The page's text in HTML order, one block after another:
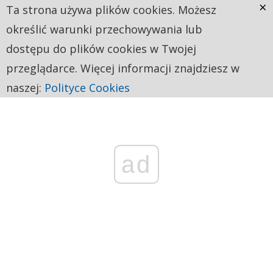
ad
Ta strona używa plików cookies. Możesz
określić warunki przechowywania lub
dostępu do plików cookies w Twojej
przeglądarce. Więcej informacji znajdziesz w
naszej: Polityce Cookies
×